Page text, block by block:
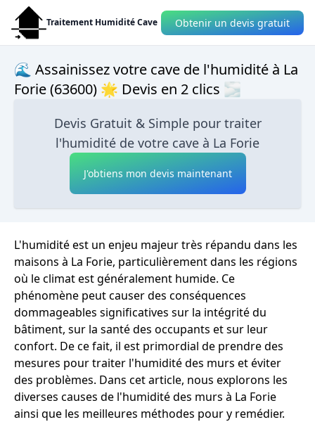
Traitement Humidité Cave Obtenir un devis gratuit
🌊 Assainissez votre cave de l'humidité à La
Forie (63600) 🌟 Devis en 2 clics 🌫
Devis Gratuit & Simple pour traiter
l'humidité de votre cave à La Forie
J'obtiens mon devis maintenant
L'humidité est un enjeu majeur très répandu dans les
maisons à La Forie, particulièrement dans les régions
où le climat est généralement humide. Ce
phénomène peut causer des conséquences
dommageables significatives sur la intégrité du
bâtiment, sur la santé des occupants et sur leur
confort. De ce fait, il est primordial de prendre des
mesures pour traiter l'humidité des murs et éviter
des problèmes. Dans cet article, nous explorons les
diverses causes de l'humidité des murs à La Forie
ainsi que les meilleures méthodes pour y remédier.